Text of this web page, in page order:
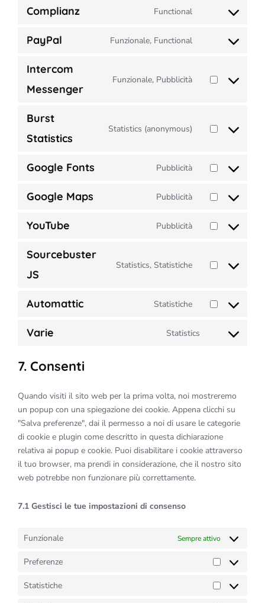
Complianz Functional
Consent
PayPal Funzionale, Functional
Consent
paypal
Intercom
Messenger
Funzionale, Pubblicità
Consent
intercom-
Burst
Statistics
Statistics (anonymous)
Consent
burst-
Google Fonts Pubblicità
Consent
service
fonts
Google Maps Pubblicità
Consent
service
YouTube Pubblicità
Consent
youtube
Sourcebuster
JS
Statistics, Statistiche
Consent
sourcebuster-
Automattic Statistiche
Consent
Varie Statistics
Consent
7. Consenti
Quando visiti il sito web per la prima volta, noi mostreremo
un popup con una spiegazione dei cookie. Appena clicchi su
"Salva preferenze", dai il permesso a noi di usare le categorie
di cookie e plugin come descritto in questa dichiarazione
relativa ai popup e cookie. Puoi disabilitare i cookie attraverso
il tuo browser, ma prendi in considerazione, che il nostro sito
web potrebbe non funzionare più correttamente.
7.1 Gestisci le tue impostazioni di consenso
Funzionale Sempre attivo
Preferenze
Preferenze
Statistiche
Statistiche